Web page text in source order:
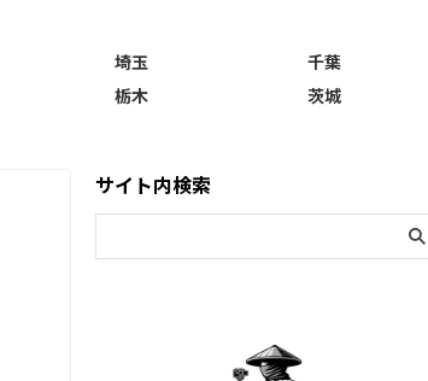
埼玉
千葉
栃木 茨城
サイト内検索